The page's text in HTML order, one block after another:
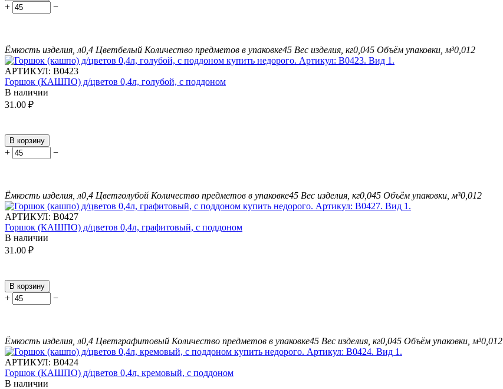
+ −
Ёмкость изделия, л0,4 Цветбелый Количество предметов в упаковке45 Вес изделия, кг0,045 Объём упаковки, м³0,012
АРТИКУЛ: В0423
Горшок (КАШПО) д/цветов 0,4л, голубой, с поддоном
В наличии
31.00 ₽
В корзину
+ −
Ёмкость изделия, л0,4 Цветголубой Количество предметов в упаковке45 Вес изделия, кг0,045 Объём упаковки, м³0,012
АРТИКУЛ: В0427
Горшок (КАШПО) д/цветов 0,4л, графитовый, с поддоном
В наличии
31.00 ₽
В корзину
+ −
Ёмкость изделия, л0,4 Цветграфитовый Количество предметов в упаковке45 Вес изделия, кг0,045 Объём упаковки, м³0,012
АРТИКУЛ: В0424
Горшок (КАШПО) д/цветов 0,4л, кремовый, с поддоном
В наличии